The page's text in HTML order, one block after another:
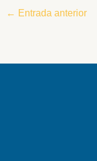
← Entrada anterior